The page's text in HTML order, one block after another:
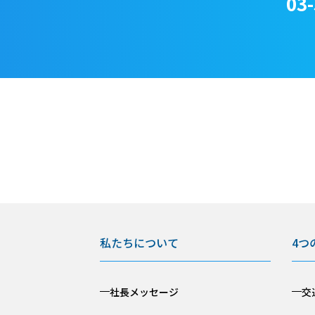
私たちについて
社長メッセージ
4つ
交